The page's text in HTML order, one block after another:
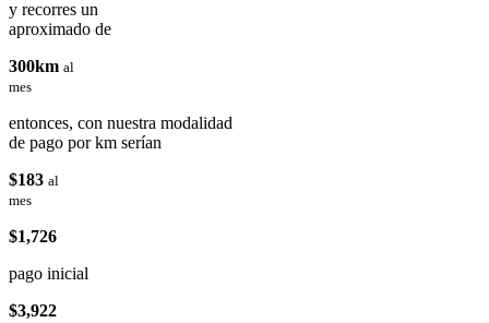
y recorres un
aproximado de
300km al
mes
entonces, con nuestra modalidad
de pago por km serían
$183 al
mes
$1,726
pago inicial
$3,922